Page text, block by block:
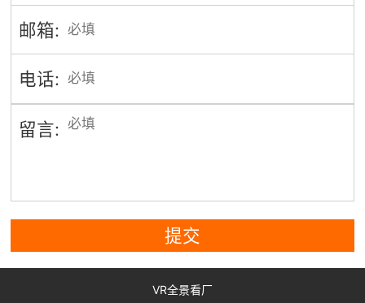
邮箱:
电话:
留言:
提交
VR全景看厂